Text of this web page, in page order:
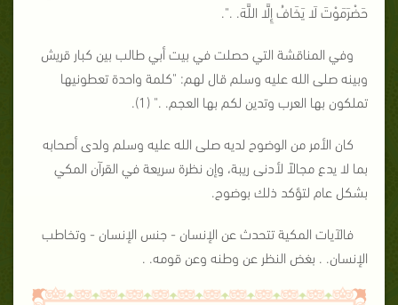
حَضْرَمَوْتَ لَا يَخَافُ إِلَّا اللَّهَ. .".
وفي المناقشة التي حصلت في بيت أبي طالب بين كبار قريش
وبينه صلى الله عليه وسلم قال لهم: "كلمة واحدة تعطونيها
تملكون بها العرب وتدين لكم بها العجم. ." (1).
كان الأمر من الوضوح لديه صلى الله عليه وسلم ولدى أصحابه
بما لا يدع مجالاً لأدنى ريبة، وإن نظرة سريعة في القرآن المكي
بشكل عام لتؤكد ذلك بوضوح.
فالآيات المكية تتحدث عن الإنسان - جنس الإنسان - وتخاطب
الإنسان. . بغض النظر عن وطنه وعن قومه. .